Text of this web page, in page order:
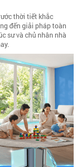
thời tiết khắc
đến giải pháp toàn
sư và chủ nhân nhà